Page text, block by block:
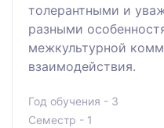
толерантными и
разными
межкультурной
взаимодействия.
Год обучения - 3
Семестр - 1